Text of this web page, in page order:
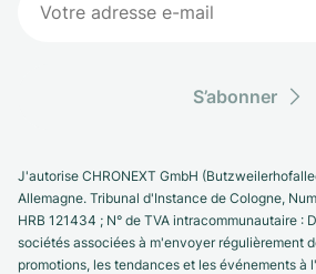
S’abonner
J'autorise CHRONEXT GmbH
Allemagne. Tribunal d'Instance de Cologne,
HRB 121434 ; N° de TVA intracommunautaire :
sociétés associées à m'envoyer régulièrement
promotions, les tendances et les événements à